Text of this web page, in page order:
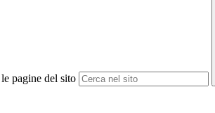
pagine del sito